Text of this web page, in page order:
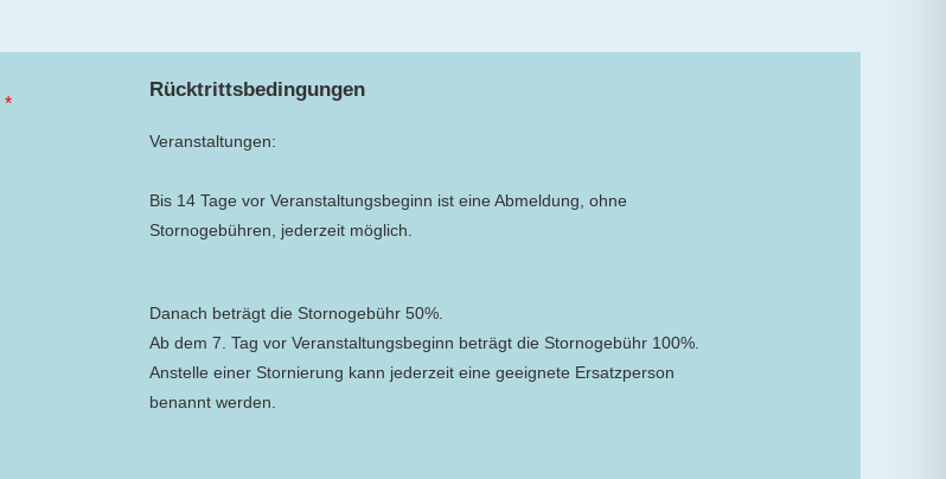
*
Rücktrittsbedingungen
Veranstaltungen:
Bis 14 Tage vor Veranstaltungsbeginn ist eine Abmeldung, ohne
Stornogebühren, jederzeit möglich.
Danach beträgt die Stornogebühr 50%.
Ab dem 7. Tag vor Veranstaltungsbeginn beträgt die Stornogebühr 100%.
Anstelle einer Stornierung kann jederzeit eine geeignete Ersatzperson
benannt werden.